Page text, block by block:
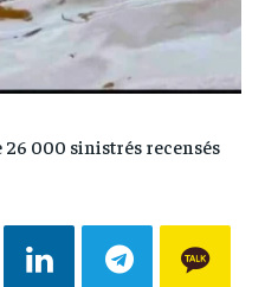
26 000 sinistrés recensés